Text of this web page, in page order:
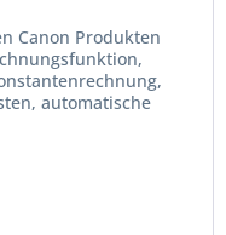
Canon Produkten
automatische